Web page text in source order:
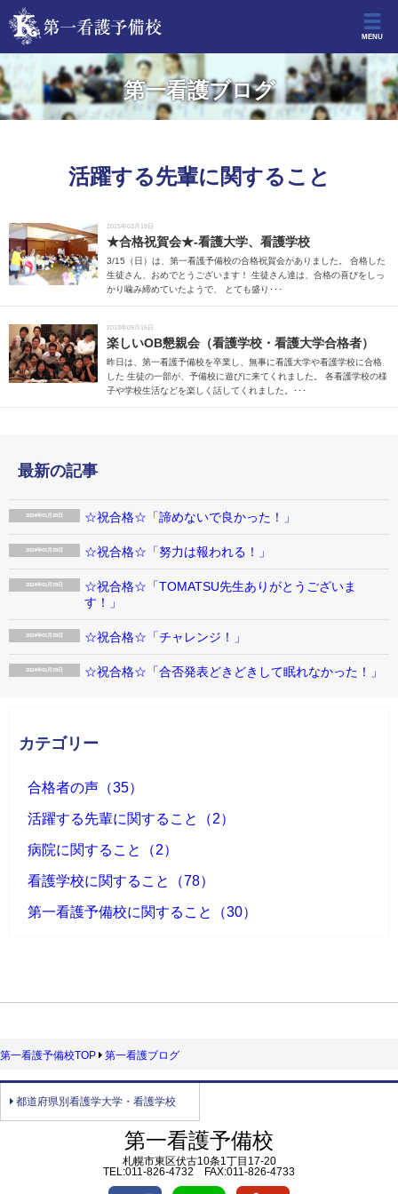
MENU
第一看護ブログ
活躍する先輩に関すること
2015年03月19日
★合格祝賀会★-看護大学、看護学校
3/15（日）は、第一看護予備校の合格祝賀会がありました。 合格した
生徒さん、おめでとうございます！ 生徒さん達は、合格の喜びをしっ
かり噛み締めていたようで、 とても盛り･･･
2013年09月15日
楽しいOB懇親会（看護学校・看護大学合格者）
昨日は、第一看護予備校を卒業し、無事に看護大学や看護学校に合格
した 生徒の一部が、予備校に遊びに来てくれました。 各看護学校の様
子や学校生活などを楽しく話してくれました。･･･
最新の記事
2024年01月29日 ☆祝合格☆「諦めないで良かった！」
2024年01月29日 ☆祝合格☆「努力は報われる！」
2024年01月29日
☆祝合格☆「TOMATSU先生ありがとうございま
す！」
2024年01月29日 ☆祝合格☆「チャレンジ！」
2024年01月29日 ☆祝合格☆「合否発表どきどきして眠れなかった！」
カテゴリー
合格者の声（35）
活躍する先輩に関すること（2）
病院に関すること（2）
看護学校に関すること（78）
第一看護予備校に関すること（30）
第一看護予備校TOP 第一看護ブログ
都道府県別看護学大学・看護学校
第一看護予備校
札幌市東区伏古10条1丁目17-20
TEL:011-826-4732 FAX:011-826-4733